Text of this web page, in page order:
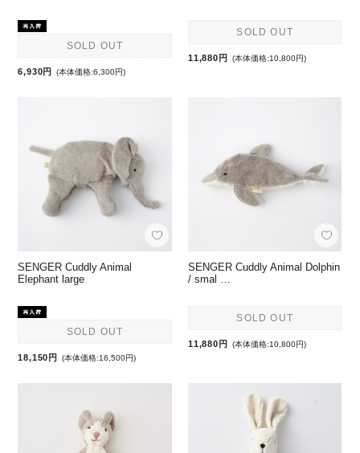
SOLD OUT
6,930円 (本体価格:6,300円)
SOLD OUT
11,880円 (本体価格:10,800円)
SENGER Cuddly Animal
Elephant large
SOLD OUT
18,150円 (本体価格:16,500円)
SENGER Cuddly Animal Dolphin
/ smal …
SOLD OUT
11,880円 (本体価格:10,800円)